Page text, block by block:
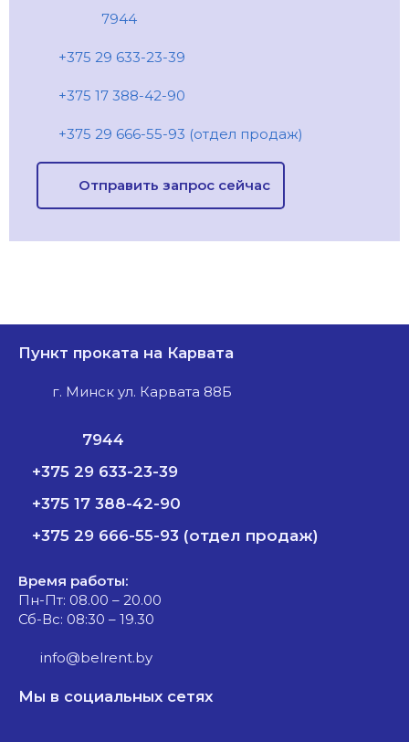
7944
+375 29 633-23-39
+375 17 388-42-90
+375 29 666-55-93 (отдел продаж)
Отправить запрос сейчас
Пункт проката на Карвата
г. Минск ул. Карвата 88Б
7944
+375 29 633-23-39
+375 17 388-42-90
+375 29 666-55-93 (отдел продаж)
Время работы:
Пн-Пт: 08.00 – 20.00
Сб-Вс: 08:30 – 19.30
info@belrent.by
Мы в социальных сетях